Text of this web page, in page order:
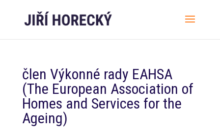
člen Výkonné rady EAHSA
(The European Association of
Homes and Services for the
Ageing)